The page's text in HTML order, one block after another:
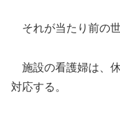
それが当たり前の世
施設の看護婦は、
対応する。